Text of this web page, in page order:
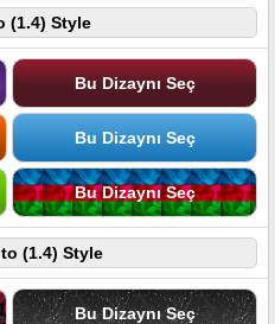
(1.4) Style
Bu Dizaynı Seç
Bu Dizaynı Seç
Bu Dizaynı Seç
(1.4) Style
Bu Dizaynı Seç